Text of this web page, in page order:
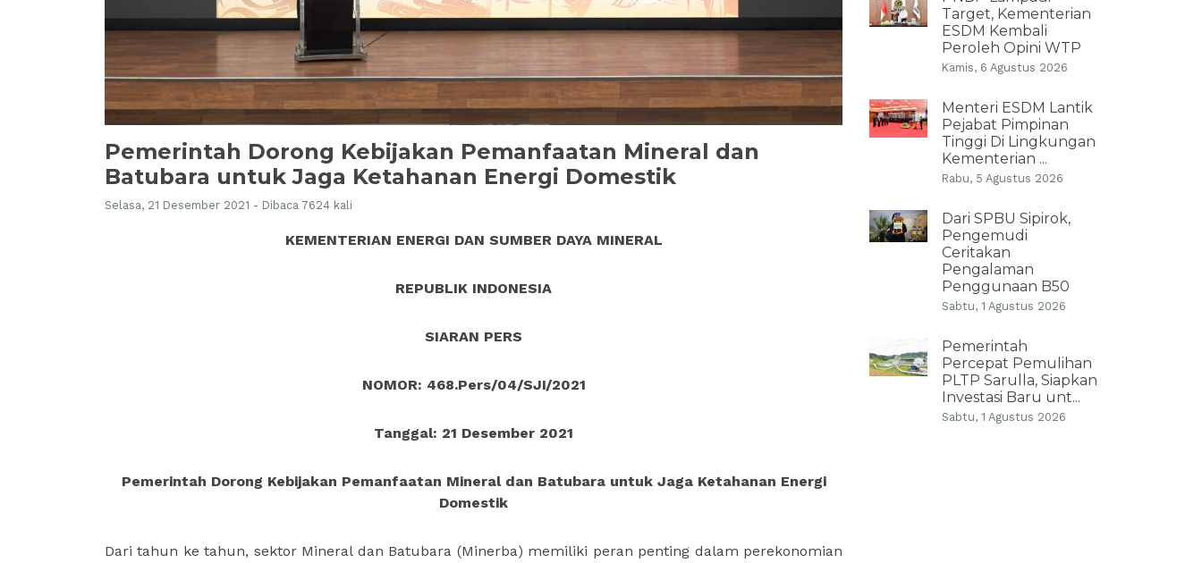
Pemerintah Dorong Kebijakan Pemanfaatan Mineral dan
Batubara untuk Jaga Ketahanan Energi Domestik
Selasa, 21 Desember 2021 - Dibaca 7624 kali
KEMENTERIAN ENERGI DAN SUMBER DAYA MINERAL
REPUBLIK INDONESIA
SIARAN PERS
NOMOR: 468.Pers/04/SJI/2021
Tanggal: 21 Desember 2021
Pemerintah Dorong Kebijakan Pemanfaatan Mineral dan Batubara untuk Jaga Ketahanan Energi
Domestik
Dari tahun ke tahun, sektor Mineral dan Batubara (Minerba) memiliki peran penting dalam perekonomian
Target, Kementerian
ESDM Kembali
Peroleh Opini WTP
Kamis, 6 Agustus 2026
Menteri ESDM Lantik
Pejabat Pimpinan
Tinggi Di Lingkungan
Kementerian ...
Rabu, 5 Agustus 2026
Dari SPBU Sipirok,
Pengemudi
Ceritakan
Pengalaman
Penggunaan B50
Sabtu, 1 Agustus 2026
Pemerintah
Percepat Pemulihan
PLTP Sarulla, Siapkan
Investasi Baru unt...
Sabtu, 1 Agustus 2026